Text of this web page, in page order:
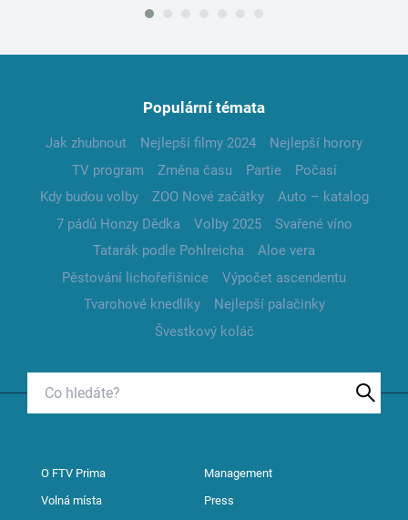
Populární témata
Jak zhubnout Nejlepší filmy 2024
Nejlepší horory
TV program
Změna času Partie
Počasí
Kdy budou volby
ZOO Nové začátky
Auto – katalog
7 pádů Honzy Dědka
Volby 2025
Svařené víno
Tatarák podle Pohlreicha
Aloe vera
Pěstování lichořeřišnice
Výpočet ascendentu
Tvarohové knedlíky
Nejlepší palačinky
Švestkový koláč
O FTV Prima Management
Volná místa Press